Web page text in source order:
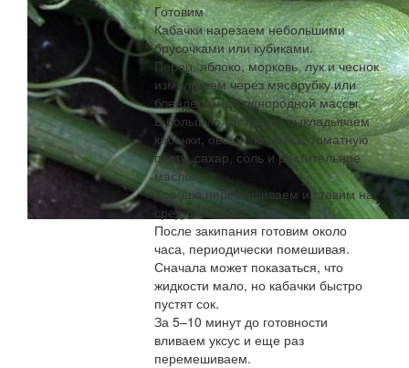
Готовим
Кабачки нарезаем небольшими
брусочками или кубиками.
Перец, яблоко, морковь, лук и чеснок
измельчаем через мясорубку или
блендером до однородной массы.
В большую кастрюлю выкладываем
кабачки, овощную смесь, томатную
пасту, сахар, соль и растительное
масло.
Хорошо перемешиваем и ставим на
средний огонь.
После закипания готовим около
часа, периодически помешивая.
Сначала может показаться, что
жидкости мало, но кабачки быстро
пустят сок.
За 5–10 минут до готовности
вливаем уксус и еще раз
перемешиваем.